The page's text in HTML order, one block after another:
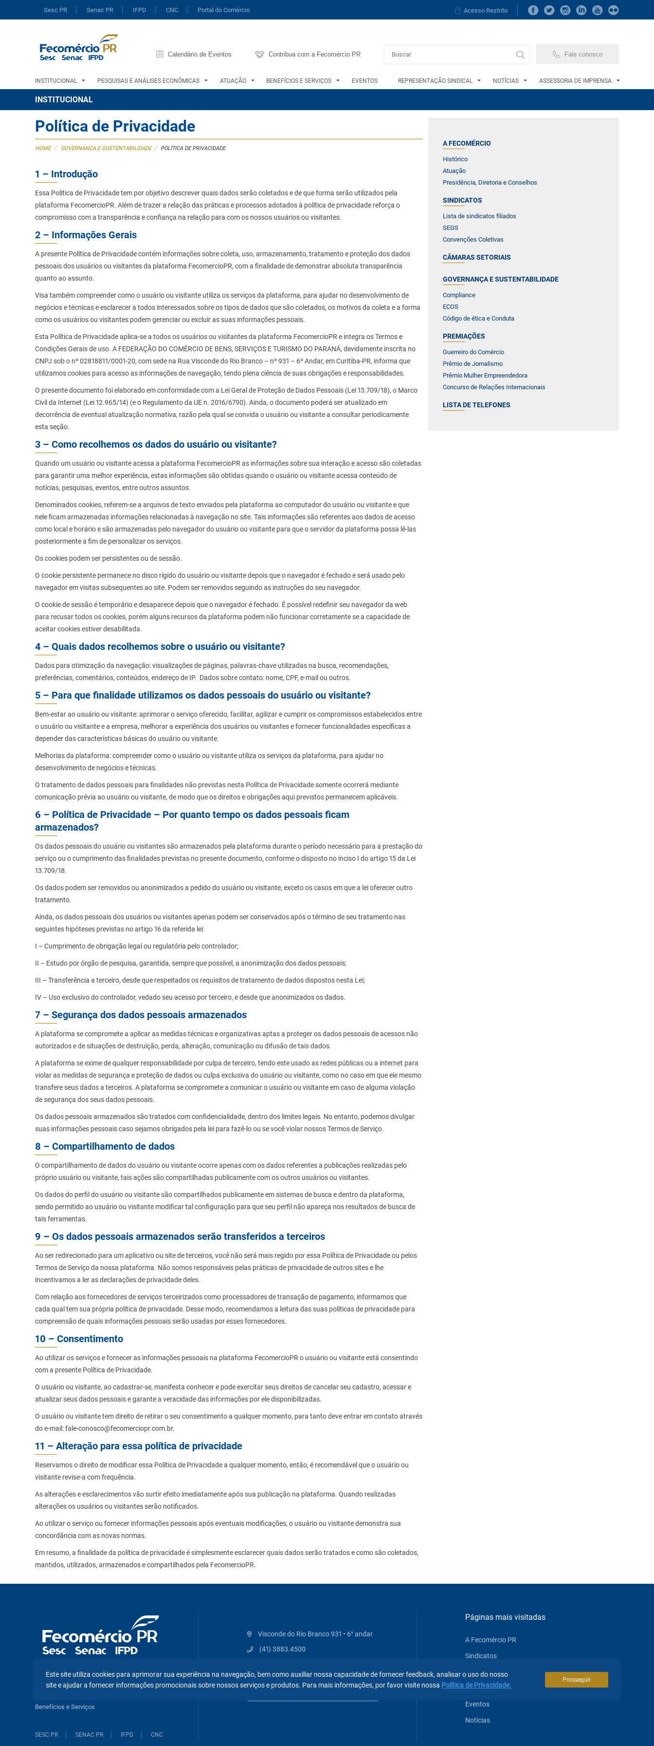
Sesc PR Senac PR IFPD CNC Portal do Comércio Acesso Restrito
Calendário de Eventos Contribua com a Fecomércio PR Fale conosco
INSTITUCIONAL PESQUISAS E ANÁLISES ECONÔMICAS ATUAÇÃO BENEFÍCIOS E SERVIÇOS EVENTOS REPRESENTAÇÃO SINDICAL NOTÍCIAS ASSESSORIA DE IMPRENSA
INSTITUCIONAL
A FECOMÉRCIO
Histórico
Atuação
Presidência, Diretoria e Conselhos
SINDICATOS
Lista de sindicatos filiados
SEGS
Convenções Coletivas
CÂMARAS SETORIAIS
GOVERNANÇA E SUSTENTABILIDADE
Compliance
ECOS
Código de ética e Conduta
PREMIAÇÕES
Guerreiro do Comércio
Prêmio de Jornalismo
Prêmio Mulher Empreendedora
Concurso de Relações Internacionais
LISTA DE TELEFONES
Política de Privacidade
HOME / GOVERNANÇA E SUSTENTABILIDADE / POLÍTICA DE PRIVACIDADE
1 – Introdução
Essa Politica de Privacidade tem por objetivo descrever quais dados serão coletados e de que forma serão utilizados pela
plataforma FecomercioPR. Além de trazer a relação das práticas e processos adotados à política de privacidade reforça o
compromisso com a transparência e confiança na relação para com os nossos usuários ou visitantes.
2 – Informações Gerais
A presente Política de Privacidade contém informações sobre coleta, uso, armazenamento, tratamento e proteção dos dados
pessoais dos usuários ou visitantes da plataforma FecomercioPR, com a finalidade de demonstrar absoluta transparência
quanto ao assunto.
Visa também compreender como o usuário ou visitante utiliza os serviços da plataforma, para ajudar no desenvolvimento de
negócios e técnicas e esclarecer a todos interessados sobre os tipos de dados que são coletados, os motivos da coleta e a forma
como os usuários ou visitantes podem gerenciar ou excluir as suas informações pessoais.
Esta Política de Privacidade aplica-se a todos os usuários ou visitantes da plataforma FecomercioPR e integra os Termos e
Condições Gerais de uso. A FEDERAÇÃO DO COMÉRCIO DE BENS, SERVIÇOS E TURISMO DO PARANÁ, devidamente inscrita no
CNPJ sob o nº 02818811/0001-20, com sede na Rua Visconde do Rio Branco – nº 931 – 6º Andar, em Curitiba-PR, informa que
utilizamos cookies para acesso as informações de navegação, tendo plena ciência de suas obrigações e responsabilidades.
O presente documento foi elaborado em conformidade com a Lei Geral de Proteção de Dados Pessoais (Lei 13.709/18), o Marco
Civil da Internet (Lei 12.965/14) (e o Regulamento da UE n. 2016/6790). Ainda, o documento poderá ser atualizado em
decorrência de eventual atualização normativa, razão pela qual se convida o usuário ou visitante a consultar periodicamente
esta seção.
3 – Como recolhemos os dados do usuário ou visitante?
Quando um usuário ou visitante acessa a plataforma FecomercioPR as informações sobre sua interação e acesso são coletadas
para garantir uma melhor experiência, estas informações são obtidas quando o usuário ou visitante acessa conteúdo de
notícias, pesquisas, eventos, entre outros assuntos.
Denominados cookies, referem-se a arquivos de texto enviados pela plataforma ao computador do usuário ou visitante e que
nele ficam armazenadas informações relacionadas à navegação no site. Tais informações são referentes aos dados de acesso
como local e horário e são armazenadas pelo navegador do usuário ou visitante para que o servidor da plataforma possa lê-las
posteriormente a fim de personalizar os serviços.
Os cookies podem ser persistentes ou de sessão.
O cookie persistente permanece no disco rígido do usuário ou visitante depois que o navegador é fechado e será usado pelo
navegador em visitas subsequentes ao site. Podem ser removidos seguindo as instruções do seu navegador.
O cookie de sessão é temporário e desaparece depois que o navegador é fechado. É possível redefinir seu navegador da web
para recusar todos os cookies, porém alguns recursos da plataforma podem não funcionar corretamente se a capacidade de
aceitar cookies estiver desabilitada.
4 – Quais dados recolhemos sobre o usuário ou visitante?
Dados para otimização da navegação: visualizações de páginas, palavras-chave utilizadas na busca, recomendações,
preferências, comentários, conteúdos, endereço de IP. Dados sobre contato: nome, CPF, e-mail ou outros.
5 – Para que finalidade utilizamos os dados pessoais do usuário ou visitante?
Bem-estar ao usuário ou visitante: aprimorar o serviço oferecido, facilitar, agilizar e cumprir os compromissos estabelecidos entre
o usuário ou visitante e a empresa, melhorar a experiência dos usuários ou visitantes e fornecer funcionalidades específicas a
depender das características básicas do usuário ou visitante.
Melhorias da plataforma: compreender como o usuário ou visitante utiliza os serviços da plataforma, para ajudar no
desenvolvimento de negócios e técnicas.
O tratamento de dados pessoais para finalidades não previstas nesta Política de Privacidade somente ocorrerá mediante
comunicação prévia ao usuário ou visitante, de modo que os direitos e obrigações aqui previstos permanecem aplicáveis.
6 – Política de Privacidade – Por quanto tempo os dados pessoais ficam
armazenados?
Os dados pessoais do usuário ou visitantes são armazenados pela plataforma durante o período necessário para a prestação do
serviço ou o cumprimento das finalidades previstas no presente documento, conforme o disposto no inciso I do artigo 15 da Lei
13.709/18.
Os dados podem ser removidos ou anonimizados a pedido do usuário ou visitante, exceto os casos em que a lei oferecer outro
tratamento.
Ainda, os dados pessoais dos usuários ou visitantes apenas podem ser conservados após o término de seu tratamento nas
seguintes hipóteses previstas no artigo 16 da referida lei:
I – Cumprimento de obrigação legal ou regulatória pelo controlador;
II – Estudo por órgão de pesquisa, garantida, sempre que possível, a anonimização dos dados pessoais;
III – Transferência a terceiro, desde que respeitados os requisitos de tratamento de dados dispostos nesta Lei;
IV – Uso exclusivo do controlador, vedado seu acesso por terceiro, e desde que anonimizados os dados.
7 – Segurança dos dados pessoais armazenados
A plataforma se compromete a aplicar as medidas técnicas e organizativas aptas a proteger os dados pessoais de acessos não
autorizados e de situações de destruição, perda, alteração, comunicação ou difusão de tais dados.
A plataforma se exime de qualquer responsabilidade por culpa de terceiro, tendo este usado as redes públicas ou a internet para
violar as medidas de segurança e proteção de dados ou culpa exclusiva do usuário ou visitante, como no caso em que ele mesmo
transfere seus dados a terceiros. A plataforma se compromete a comunicar o usuário ou visitante em caso de alguma violação
de segurança dos seus dados pessoais.
Os dados pessoais armazenados são tratados com confidencialidade, dentro dos limites legais. No entanto, podemos divulgar
suas informações pessoais caso sejamos obrigados pela lei para fazê-lo ou se você violar nossos Termos de Serviço.
8 – Compartilhamento de dados
O compartilhamento de dados do usuário ou visitante ocorre apenas com os dados referentes a publicações realizadas pelo
próprio usuário ou visitante, tais ações são compartilhadas publicamente com os outros usuários ou visitantes.
Os dados do perfil do usuário ou visitante são compartilhados publicamente em sistemas de busca e dentro da plataforma,
sendo permitido ao usuário ou visitante modificar tal configuração para que seu perfil não apareça nos resultados de busca de
tais ferramentas.
9 – Os dados pessoais armazenados serão transferidos a terceiros
Ao ser redirecionado para um aplicativo ou site de terceiros, você não será mais regido por essa Política de Privacidade ou pelos
Termos de Serviço da nossa plataforma. Não somos responsáveis pelas práticas de privacidade de outros sites e lhe
incentivamos a ler as declarações de privacidade deles.
Com relação aos fornecedores de serviços terceirizados como processadores de transação de pagamento, informamos que
cada qual tem sua própria política de privacidade. Desse modo, recomendamos a leitura das suas políticas de privacidade para
compreensão de quais informações pessoais serão usadas por esses fornecedores.
10 – Consentimento
Ao utilizar os serviços e fornecer as informações pessoais na plataforma FecomercioPR o usuário ou visitante está consentindo
com a presente Política de Privacidade.
O usuário ou visitante, ao cadastrar-se, manifesta conhecer e pode exercitar seus direitos de cancelar seu cadastro, acessar e
atualizar seus dados pessoais e garante a veracidade das informações por ele disponibilizadas.
O usuário ou visitante tem direito de retirar o seu consentimento a qualquer momento, para tanto deve entrar em contato através
do e-mail: fale-conosco@fecomerciopr.com.br.
11 – Alteração para essa política de privacidade
Reservamos o direito de modificar essa Política de Privacidade a qualquer momento, então, é recomendável que o usuário ou
visitante revise-a com frequência.
As alterações e esclarecimentos vão surtir efeito imediatamente após sua publicação na plataforma. Quando realizadas
alterações os usuários ou visitantes serão notificados.
Ao utilizar o serviço ou fornecer informações pessoais após eventuais modificações, o usuário ou visitante demonstra sua
concordância com as novas normas.
Em resumo, a finalidade da política de privacidade é simplesmente esclarecer quais dados serão tratados e como são coletados,
mantidos, utilizados, armazenados e compartilhados pela FecomercioPR.
Assessoria de Imprensa
Benefícios e Serviços
SESC PR SENAC PR IFPD CNC
Visconde do Rio Branco 931 • 6° andar
(41) 3883.4500
Páginas mais visitadas
A Fecomércio PR
Sindicatos
Institucional
Atuação
Eventos
Notícias
Este site utiliza cookies para aprimorar sua experiência na navegação, bem como auxiliar nossa capacidade de fornecer feedback, analisar o uso do nosso
site e ajudar a fornecer informações promocionais sobre nossos serviços e produtos. Para mais informações, por favor visite nossa Política de Privacidade.
Prosseguir